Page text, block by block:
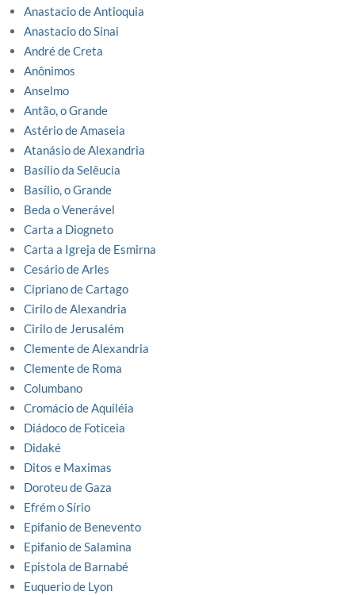
Anastacio de Antioquia
Anastacio do Sinai
André de Creta
Anônimos
Anselmo
Antão, o Grande
Astério de Amaseia
Atanásio de Alexandria
Basílio da Selêucia
Basílio, o Grande
Beda o Venerável
Carta a Diogneto
Carta a Igreja de Esmirna
Cesário de Arles
Cipriano de Cartago
Cirilo de Alexandria
Cirilo de Jerusalém
Clemente de Alexandria
Clemente de Roma
Columbano
Cromácio de Aquiléia
Diádoco de Foticeia
Didaké
Ditos e Maximas
Doroteu de Gaza
Efrém o Sírio
Epifanio de Benevento
Epifanio de Salamina
Epistola de Barnabé
Euquerio de Lyon